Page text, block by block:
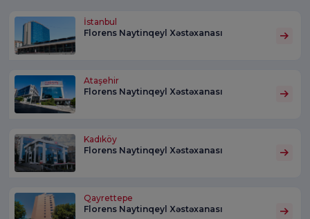
İstanbul
Florens Naytinqeyl Xəstəxanası
Ataşehir
Florens Naytinqeyl Xəstəxanası
Kadıköy
Florens Naytinqeyl Xəstəxanası
Qayrettepe
Florens Naytinqeyl Xəstəxanası